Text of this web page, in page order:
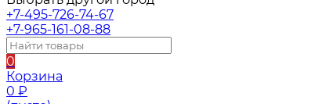
+7-495-726-74-67
+7-965-161-08-88
0
Корзина
0 ₽